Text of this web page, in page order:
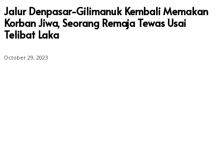
Jalur Denpasar-Gilimanuk Kembali Memakan
Korban Jiwa, Seorang Remaja Tewas Usai
Telibat Laka
October 29, 2023